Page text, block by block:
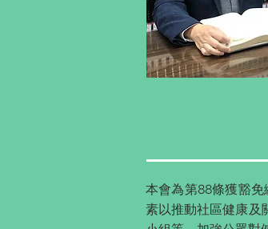
本會為第88條獲豁
素以推動社區健康及